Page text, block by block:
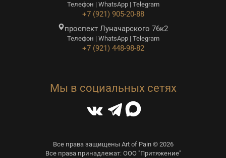
Телефон | WhatsApp | Telegram
+7 (921) 905-20-88
проспект Луначарского 76к2
Телефон | WhatsApp | Telegram
+7 (921) 448-98-82
Мы в социальных сетях
Все права защищены Art of Pain © 2026
Все права принадлежат: ООО "Притяжение"